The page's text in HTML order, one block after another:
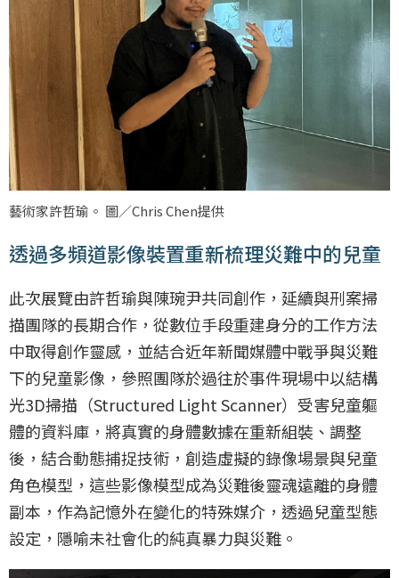
藝術家許哲瑜。 圖／Chris Chen提供
透過多頻道影像裝置重新梳理災難中的兒童
此次展覽由許哲瑜與陳琬尹共同創作，延續與刑案掃
描團隊的長期合作，從數位手段重建身分的工作方法
中取得創作靈感，並結合近年新聞媒體中戰爭與災難
下的兒童影像，參照團隊於過往於事件現場中以結構
光3D掃描（Structured Light Scanner）受害兒童軀
體的資料庫，將真實的身體數據在重新組裝、調整
後，結合動態捕捉技術，創造虛擬的錄像場景與兒童
角色模型，這些影像模型成為災難後靈魂遠離的身體
副本，作為記憶外在變化的特殊媒介，透過兒童型態
設定，隱喻未社會化的純真暴力與災難。